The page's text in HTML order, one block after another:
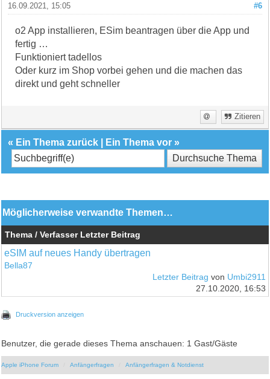
#6
16.09.2021, 15:05
o2 App installieren, ESim beantragen über die App und
fertig …
Funktioniert tadellos
Oder kurz im Shop vorbei gehen und die machen das
direkt und geht schneller
Zitieren
« Ein Thema zurück Ein Thema vor »
Möglicherweise verwandte Themen…
Thema / Verfasser Letzter Beitrag
eSIM auf neues Handy übertragen
Bella87
Letzter Beitrag von Umbi2911
27.10.2020, 16:53
Druckversion anzeigen
Benutzer, die gerade dieses Thema anschauen: 1 Gast/Gäste
Apple iPhone Forum Anfängerfragen Anfängerfragen & Notdienst